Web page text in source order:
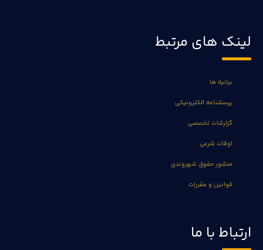
لینک های مرتبط
بیانیه ها
پرسشنامه الکترونیکی
گزارشات تخصصی
اوقات شرعی
منشور حقوق شهروندی
قوانین و مقررات
ارتباط با ما